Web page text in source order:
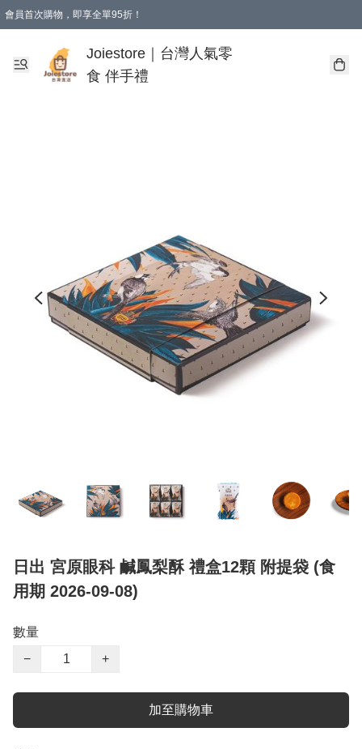
會員首次購物，即享全單95折！
購物滿 HKD 350.00即享免運費優惠！（適用於 本地送貨、本地取貨 )
Joiestore｜台灣人氣零
食 伴手禮
日出 宮原眼科 鹹鳳梨酥 禮盒12顆 附提袋 (食
用期 2026-09-08)
數量
−
+
加至購物車